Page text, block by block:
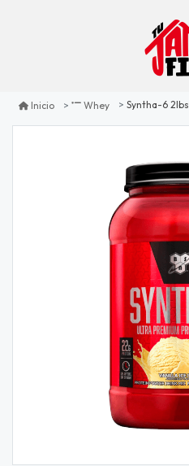
Inicio Whey Syntha-6 2lbs